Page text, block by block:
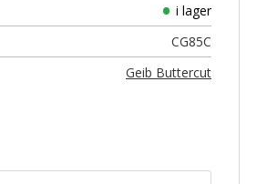
i lager
CG85C
Geib Buttercut